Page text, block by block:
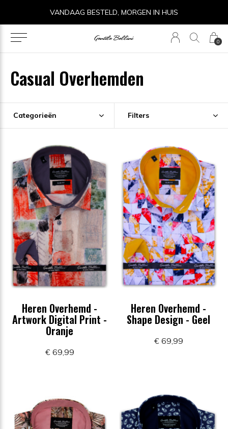
0
14 DAGEN RETOURRECHT
Casual Overhemden
Categorieën Filters
Heren Overhemd -
Artwork Digital Print -
Oranje
€ 69,99
Heren Overhemd -
Shape Design - Geel
€ 69,99